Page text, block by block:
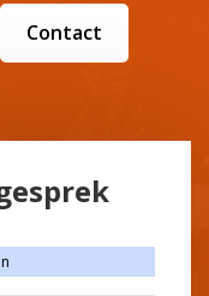
Contact